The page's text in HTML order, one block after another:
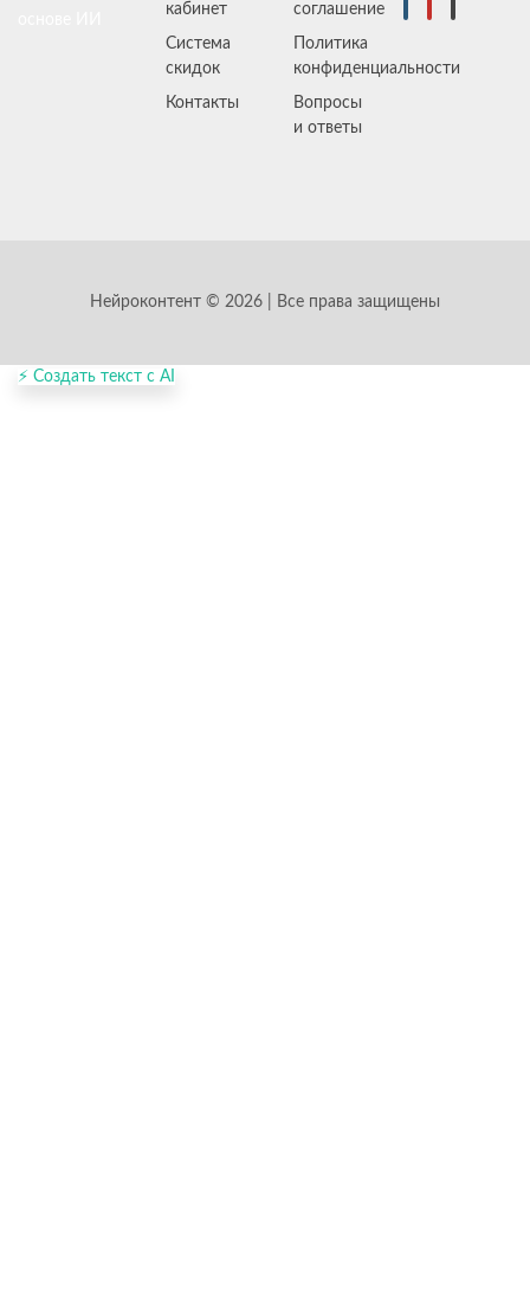
кабинет
Система
скидок
Контакты
соглашение
Политика
конфиденциальности
Вопросы
и ответы
Нейроконтент © 2026 | Все права защищены
⚡ Создать текст с AI